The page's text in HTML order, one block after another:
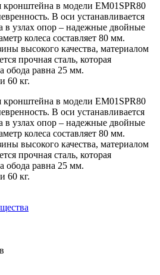
кронштейна в модели EM01SPR80
В оси устанавливается
узлах опор – надежные двойные
колеса составляет 80 мм.
высокого качества, материалом
прочная сталь, которая
обода равна 25 мм.
60 кг.
кронштейна в модели EM01SPR80
В оси устанавливается
узлах опор – надежные двойные
колеса составляет 80 мм.
высокого качества, материалом
прочная сталь, которая
обода равна 25 мм.
60 кг.